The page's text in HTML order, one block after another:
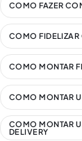
COMO FAZER
COMO FIDELIZAR
COMO MONTAR
COMO MONTAR
COMO MONTAR
DELIVERY